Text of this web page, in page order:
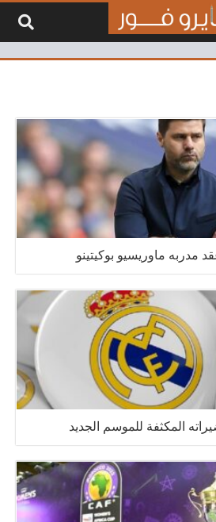
مدربه ماوريسيو بوكيتينو
المكثفة للموسم الجديد